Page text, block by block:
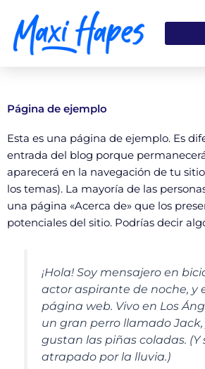
contenido
Página de ejemplo
Esta es una página de ejemplo. Es
entrada del blog porque
aparecerá en la navegación de tu
los temas). La mayoría de las
una página «Acerca de» que los
potenciales del sitio. Podrías decir
¡Hola! Soy mensajero en
actor aspirante de noche, y
página web. Vivo en Los
un gran perro llamado Jack,
gustan las piñas coladas. (Y
atrapado por la lluvia.)